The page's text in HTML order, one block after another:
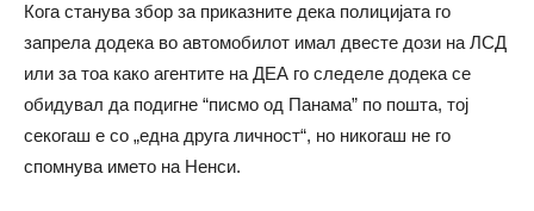
Кога станува збор за приказните дека полицијата го
запрела додека во автомобилот имал двесте дози на ЛСД
или за тоа како агентите на ДЕА го следеле додека се
обидувал да подигне “писмо од Панама” по пошта, тој
секогаш е со „една друга личност“, но никогаш не го
спомнува името на Ненси.